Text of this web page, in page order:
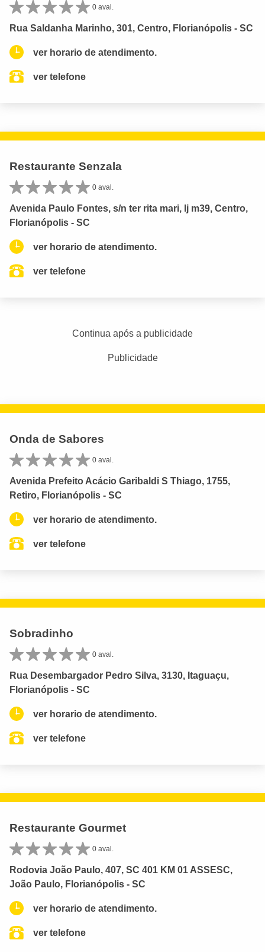
0 aval.
Rua Saldanha Marinho, 301, Centro, Florianópolis - SC
ver horario de atendimento.
ver telefone
Restaurante Senzala
0 aval.
Avenida Paulo Fontes, s/n ter rita mari, lj m39, Centro,
Florianópolis - SC
ver horario de atendimento.
ver telefone
Continua após a publicidade
Publicidade
Onda de Sabores
0 aval.
Avenida Prefeito Acácio Garibaldi S Thiago, 1755,
Retiro, Florianópolis - SC
ver horario de atendimento.
ver telefone
Sobradinho
0 aval.
Rua Desembargador Pedro Silva, 3130, Itaguaçu,
Florianópolis - SC
ver horario de atendimento.
ver telefone
Restaurante Gourmet
0 aval.
Rodovia João Paulo, 407, SC 401 KM 01 ASSESC,
João Paulo, Florianópolis - SC
ver horario de atendimento.
ver telefone